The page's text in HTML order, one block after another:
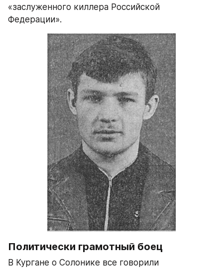
«заслуженного киллера Российской
Федерации».
Политически грамотный боец
В Кургане о Солонике все говорили